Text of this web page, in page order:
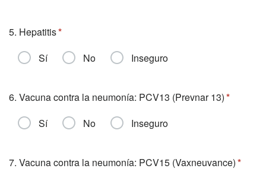
5. Hepatitis
Sí
No Inseguro
6. Vacuna contra la neumonía: PCV13 (Prevnar 13)
Sí
No Inseguro
7. Vacuna contra la neumonía: PCV15 (Vaxneuvance)